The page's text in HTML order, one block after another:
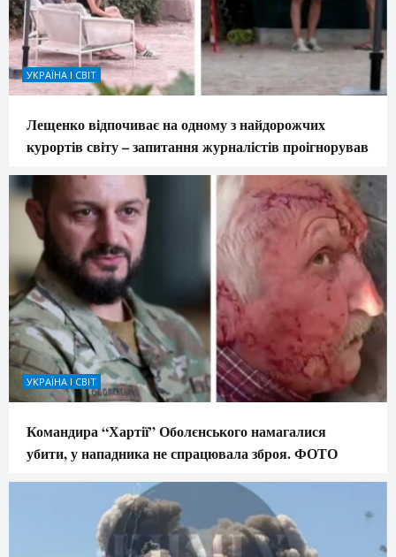
УКРАЇНА І СВІТ
Лещенко відпочиває на одному з найдорожчих
курортів світу – запитання журналістів проігнорував
УКРАЇНА І СВІТ
Командира “Хартії” Оболєнського намагалися
убити, у нападника не спрацювала зброя. ФОТО